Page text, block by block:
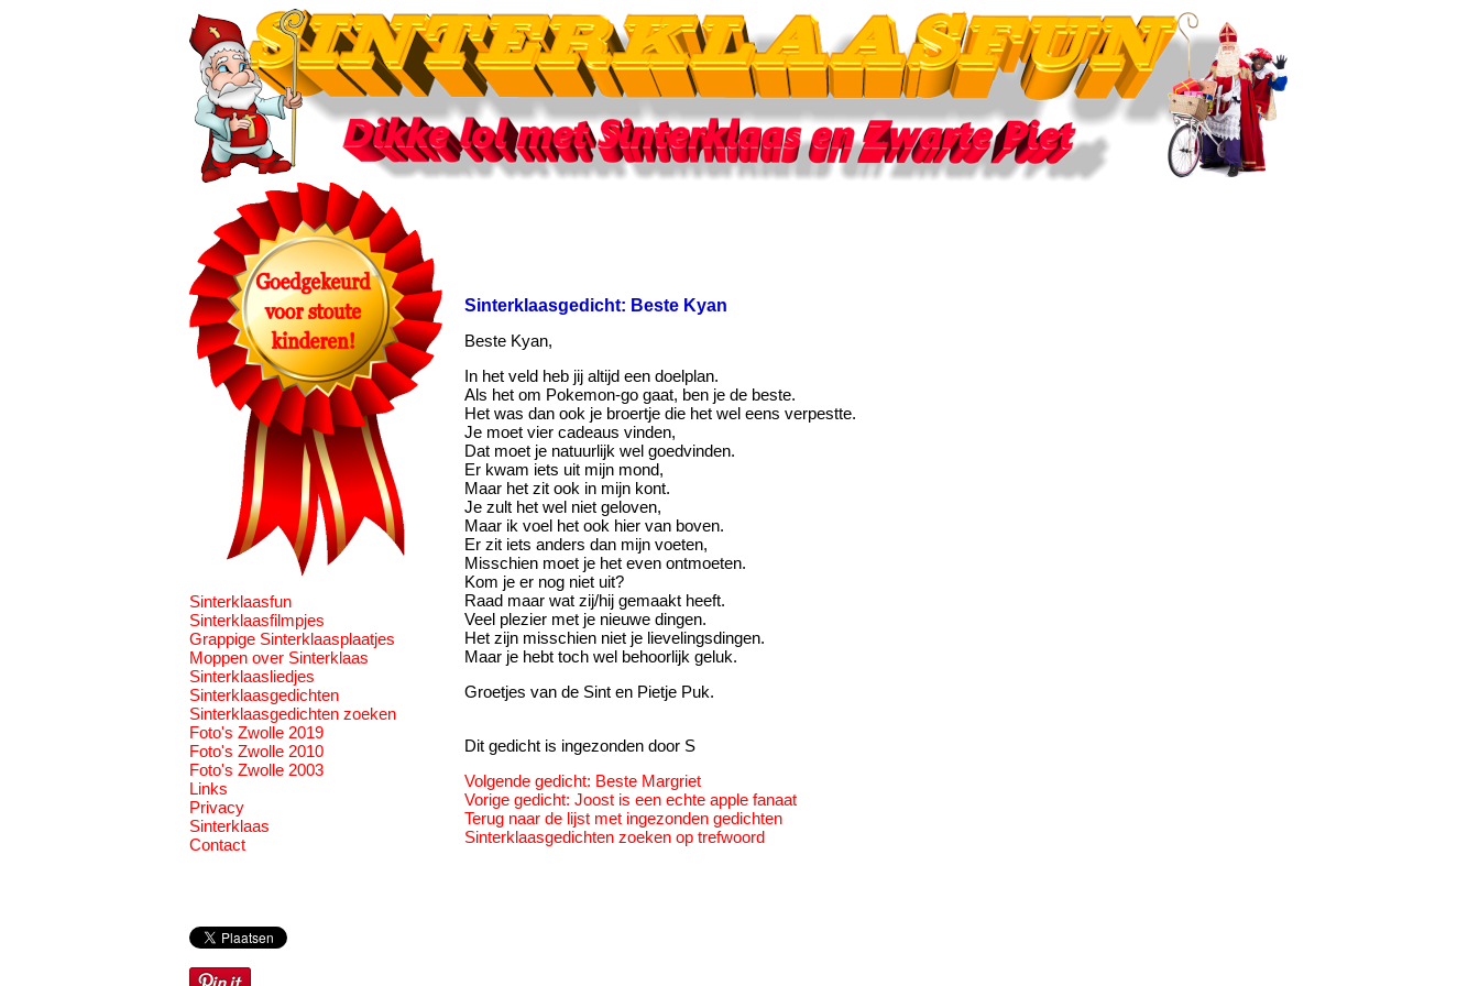
Sinterklaasfun
Sinterklaasfilmpjes
Grappige Sinterklaasplaatjes
Moppen over Sinterklaas
Sinterklaasliedjes
Sinterklaasgedichten
Sinterklaasgedichten zoeken
Foto's Zwolle 2019
Foto's Zwolle 2010
Foto's Zwolle 2003
Links
Privacy
Sinterklaas
Contact
Sinterklaasgedicht: Beste Kyan
Beste Kyan,
In het veld heb jij altijd een doelplan.
Als het om Pokemon-go gaat, ben je de beste.
Het was dan ook je broertje die het wel eens verpestte.
Je moet vier cadeaus vinden,
Dat moet je natuurlijk wel goedvinden.
Er kwam iets uit mijn mond,
Maar het zit ook in mijn kont.
Je zult het wel niet geloven,
Maar ik voel het ook hier van boven.
Er zit iets anders dan mijn voeten,
Misschien moet je het even ontmoeten.
Kom je er nog niet uit?
Raad maar wat zij/hij gemaakt heeft.
Veel plezier met je nieuwe dingen.
Het zijn misschien niet je lievelingsdingen.
Maar je hebt toch wel behoorlijk geluk.
Groetjes van de Sint en Pietje Puk.
Dit gedicht is ingezonden door S
Volgende gedicht: Beste Margriet
Vorige gedicht: Joost is een echte apple fanaat
Terug naar de lijst met ingezonden gedichten
Sinterklaasgedichten zoeken op trefwoord